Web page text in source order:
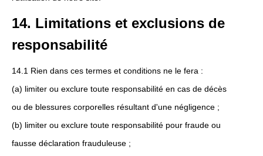
14. Limitations et exclusions de
responsabilité
14.1 Rien dans ces termes et conditions ne le fera :
(a) limiter ou exclure toute responsabilité en cas de décès
ou de blessures corporelles résultant d'une négligence ;
(b) limiter ou exclure toute responsabilité pour fraude ou
fausse déclaration frauduleuse ;